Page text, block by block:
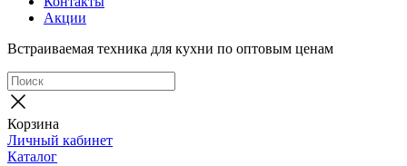
Акции
Встраиваемая техника для кухни по оптовым ценам
Корзина
Личный кабинет
Каталог